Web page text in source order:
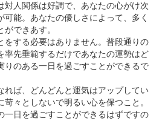
対人関係は好調で、あなたの心がけ次
能。あなたの優しさによって、多く
できあす。
する必要はありません。普段通りの
率先垂範するだけであなたの運勢はど
りのある一日を過ごすことができるで
ば、どんどんと運気はアップしてい
々としないで明るい心を保つこと。
一日を過ごすことができるはずですの